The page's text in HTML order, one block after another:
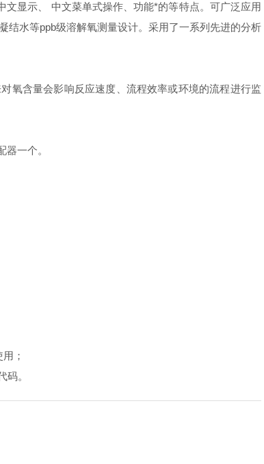
显示、 中文菜单式操作、功能*的等特点。可广泛应用
结水等ppb级溶解氧测量设计。采用了一系列先进的分析
含量会影响反应速度、流程效率或环境的流程进行监
器一个。
；
。